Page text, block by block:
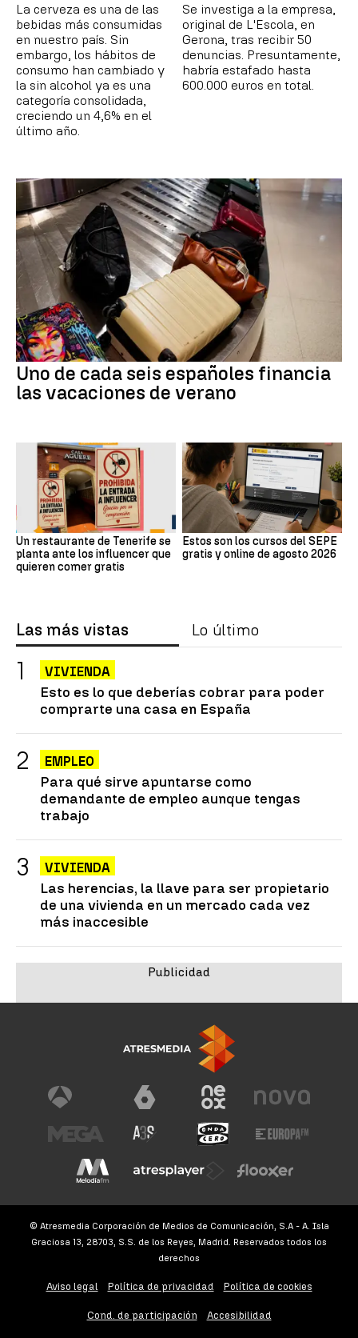
La cerveza es una de las
bebidas más consumidas
en nuestro país. Sin
embargo, los hábitos de
consumo han cambiado y
la sin alcohol ya es una
categoría consolidada,
creciendo un 4,6% en el
último año.
Se investiga a la empresa,
original de L'Escola, en
Gerona, tras recibir 50
denuncias. Presuntamente,
habría estafado hasta
600.000 euros en total.
Uno de cada seis españoles financia
las vacaciones de verano
Un restaurante de Tenerife se
planta ante los influencer que
quieren comer gratis
Estos son los cursos del SEPE
gratis y online de agosto 2026
Las más vistas Lo último
VIVIENDA
Esto es lo que deberías cobrar para poder
comprarte una casa en España
EMPLEO
Para qué sirve apuntarse como
demandante de empleo aunque tengas
trabajo
VIVIENDA
Las herencias, la llave para ser propietario
de una vivienda en un mercado cada vez
más inaccesible
© Atresmedia Corporación de Medios de Comunicación, S.A - A. Isla
Graciosa 13, 28703, S.S. de los Reyes, Madrid. Reservados todos los
derechos
Aviso legal Política de privacidad Política de cookies
Cond. de participación Accesibilidad